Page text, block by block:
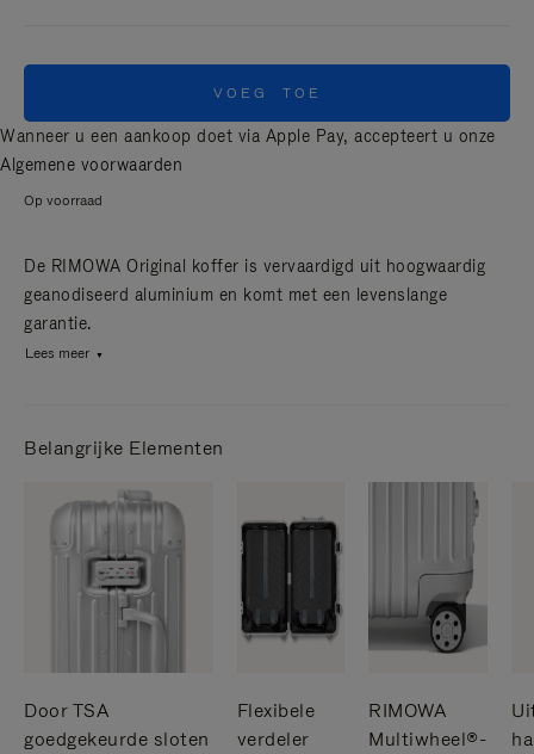
VOEG TOE
Wanneer u een aankoop doet via Apple Pay, accepteert u onze
Algemene voorwaarden
Op voorraad
De RIMOWA Original koffer is vervaardigd uit hoogwaardig
geanodiseerd aluminium en komt met een levenslange
garantie.
Lees meer
Belangrijke Elementen
Door TSA
goedgekeurde sloten
Flexibele
verdeler
RIMOWA
Multiwheel®-